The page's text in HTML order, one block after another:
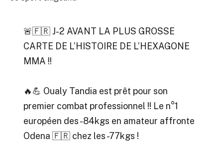
🚨🇫🇷 J-2 AVANT LA PLUS GROSSE
CARTE DE L’HISTOIRE DE L’HEXAGONE
MMA !!
🔥💪 Oualy Tandia est prêt pour son
premier combat professionnel !! Le n°1
européen des -84kgs en amateur affronte
Odena 🇫🇷 chez les -77kgs !